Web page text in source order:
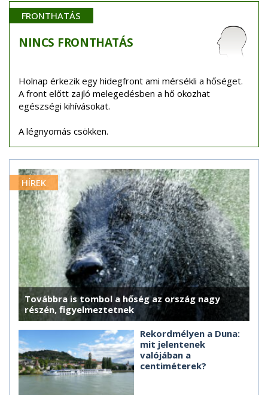
FRONTHATÁS
NINCS FRONTHATÁS
Holnap érkezik egy hidegfront ami mérsékli a hőséget.
A front előtt zajló melegedésben a hő okozhat
egészségi kihívásokat.
A légnyomás csökken.
HÍREK
Továbbra is tombol a hőség az ország nagy
részén, figyelmeztetnek
Rekordmélyen a Duna:
mit jelentenek
valójában a
centiméterek?